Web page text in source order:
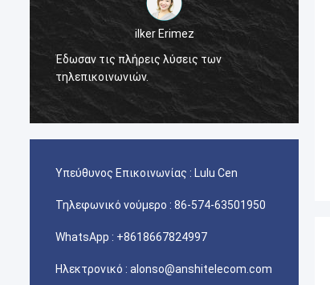
ilker Erimez
Έδωσαν τις πλήρεις λύσεις των
τηλεπικοινωνιών.
Υπεύθυνος Επικοινωνίας : Lulu Cen
Τηλεφωνικό νούμερο : 86-574-63501950
WhatsApp : +8618667824997
Ηλεκτρονικό : alonso@anshitelecom.com